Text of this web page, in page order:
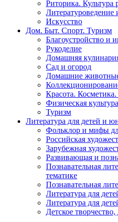
Риторика. Культура
Литературоведение
Искусство
Дом. Быт. Спорт. Туризм
Благоустройство и
Рукоделие
Домашняя
Сад и огород
Домашние
Красота.
Физическая
Туризм
Литература для детей и
Фольклор и мифы
Российская
Зарубежная
Развивающая и
Познавательная
тематике
Познавательная
Литература для
Литература для
Детское